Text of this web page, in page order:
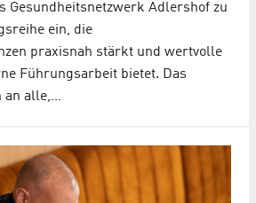
Gesundheitsnetzwerk Adlershof zu
ein, die
praxisnah stärkt und wertvolle
Führungsarbeit bietet. Das
an alle,…